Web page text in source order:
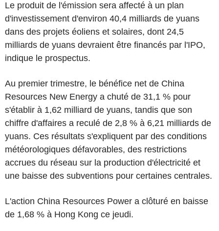
Le produit de l'émission sera affecté à un plan
d'investissement d'environ 40,4 milliards de yuans
dans des projets éoliens et solaires, dont 24,5
milliards de yuans devraient être financés par l'IPO,
indique le prospectus.
Au premier trimestre, le bénéfice net de China
Resources New Energy a chuté de 31,1 % pour
s'établir à 1,62 milliard de yuans, tandis que son
chiffre d'affaires a reculé de 2,8 % à 6,21 milliards de
yuans. Ces résultats s'expliquent par des conditions
météorologiques défavorables, des restrictions
accrues du réseau sur la production d'électricité et
une baisse des subventions pour certaines centrales.
L'action China Resources Power a clôturé en baisse
de 1,68 % à Hong Kong ce jeudi.